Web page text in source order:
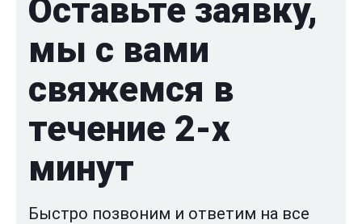
Оставьте заявку,
мы с вами
свяжемся в
течение 2-x
минут
Быстро позвоним и ответим на все